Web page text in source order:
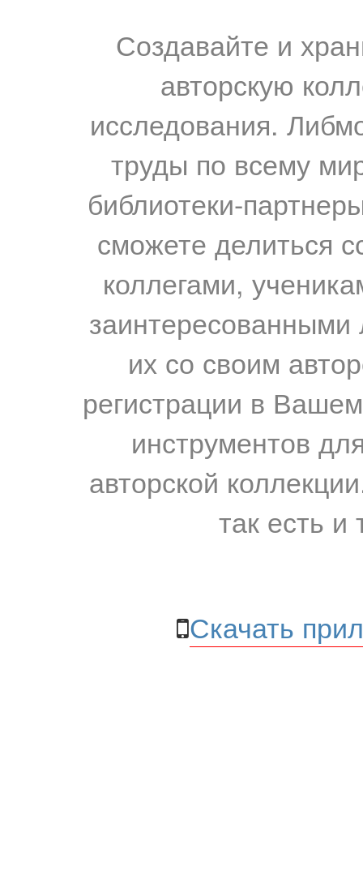
Создавайте и
авторскую
исследования.
труды по всему
библиотеки-
сможете делиться
коллегами,
их со своим
регистрации в
инструментов
авторской
так есть и
Скачать